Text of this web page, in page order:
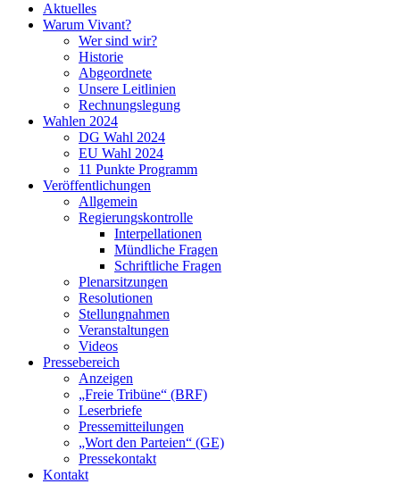
Aktuelles
Warum Vivant?
Wer sind wir?
Historie
Abgeordnete
Unsere Leitlinien
Rechnungslegung
Wahlen 2024
DG Wahl 2024
EU Wahl 2024
11 Punkte Programm
Veröffentlichungen
Allgemein
Regierungskontrolle
Interpellationen
Mündliche Fragen
Schriftliche Fragen
Plenarsitzungen
Resolutionen
Stellungnahmen
Veranstaltungen
Videos
Pressebereich
Anzeigen
„Freie Tribüne“ (BRF)
Leserbriefe
Pressemitteilungen
„Wort den Parteien“ (GE)
Pressekontakt
Kontakt